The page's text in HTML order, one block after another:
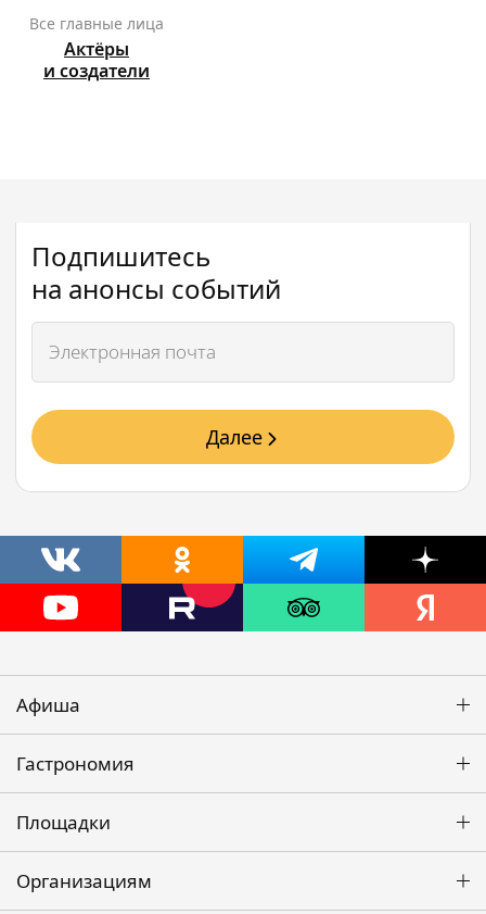
Все главные лица
Актёры
и создатели
Подпишитесь
на анонсы событий
Далее
Афиша
Гастрономия
Площадки
Организациям